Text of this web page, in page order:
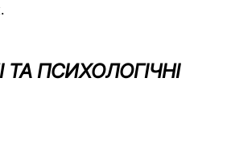
ТА ПСИХОЛОГІЧНІ